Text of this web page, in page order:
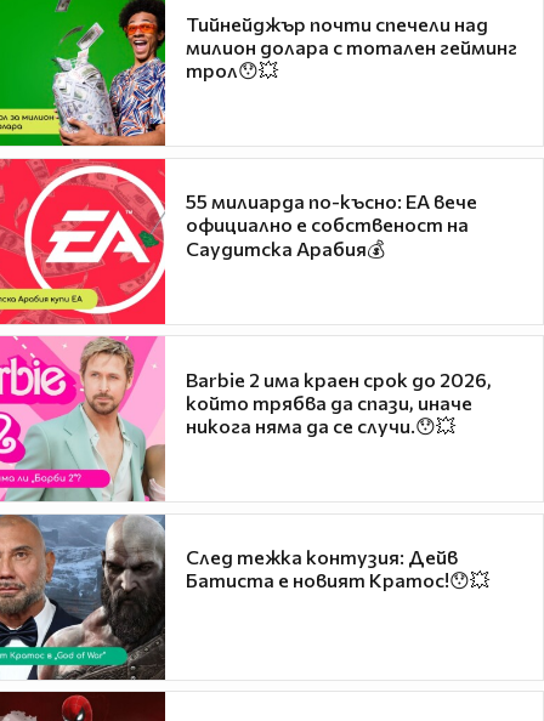
Тийнейджър почти спечели над
милион долара с тотален гейминг
трол😯💥
55 милиарда по-късно: EA вече
официално е собственост на
Саудитска Арабия💰
Barbie 2 има краен срок до 2026,
който трябва да спази, иначе
никога няма да се случи.😯💥
След тежка контузия: Дейв
Батиста е новият Кратос!😯💥